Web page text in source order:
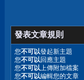
發表文章規則
您不可以發起新主題
您不可以回應主題
您不可以 上傳附加檔案
您不可以編輯您的文章